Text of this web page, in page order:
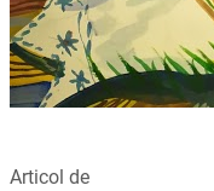
Articol de